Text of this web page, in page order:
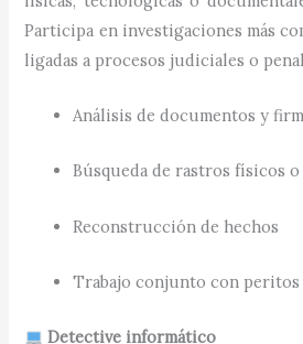
Participa en investigaciones más
ligadas a procesos judiciales o
Análisis de documentos y
Búsqueda de rastros físicos
Reconstrucción de hechos
Trabajo conjunto con peritos
Detective informático